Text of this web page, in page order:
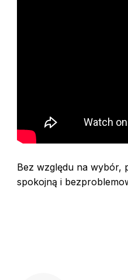
Bez względu na wybór,
spokojną i